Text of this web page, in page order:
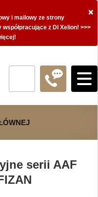
×
i mailowy ze strony
z DI Xelion! >>>
serii AAF